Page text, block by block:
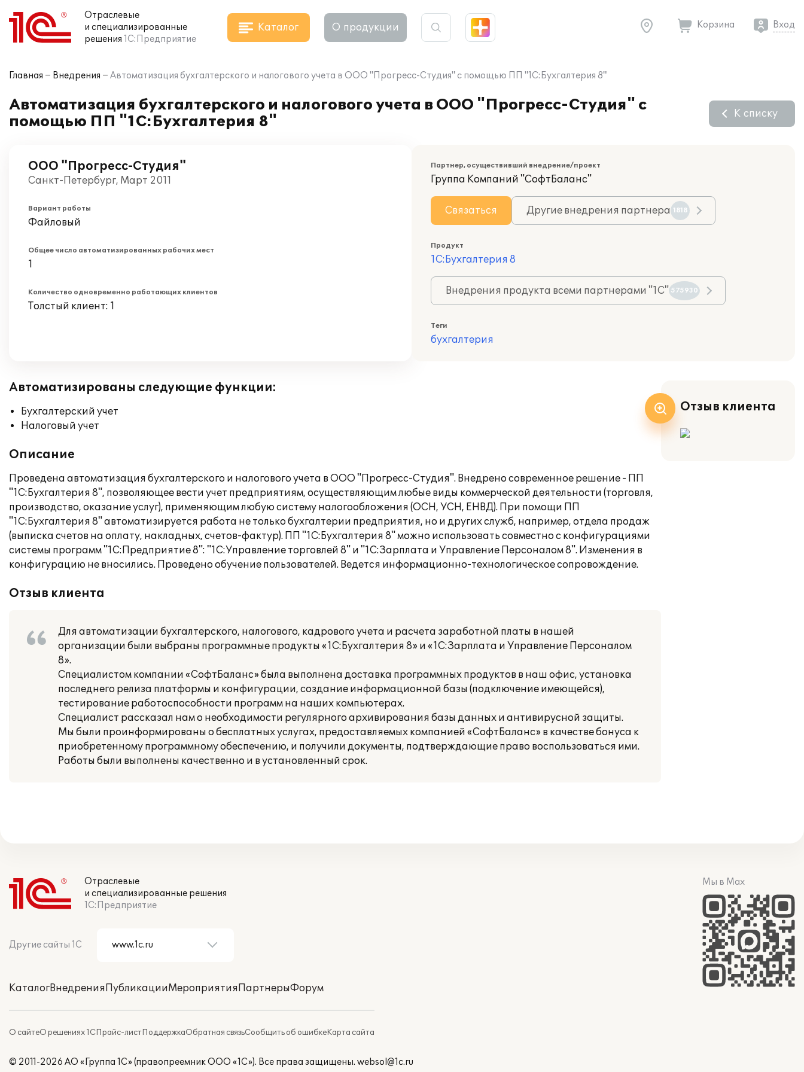
Отраслевые
и специализированные
решения 1С:Предприятие
Каталог О продукции Корзина Вход
Главная Внедрения Автоматизация бухгалтерского и налогового учета в ООО "Прогресс-Студия" с помощью ПП "1С:Бухгалтерия 8"
Автоматизация бухгалтерского и налогового учета в ООО "Прогресс-Студия" с
помощью ПП "1С:Бухгалтерия 8"
К списку
ООО "Прогресс-Студия"
Санкт-Петербург, Март 2011
Вариант работы
Файловый
Общее число автоматизированных рабочих мест
1
Количество одновременно работающих клиентов
Толстый клиент: 1
Партнер, осуществивший внедрение/проект
Группа Компаний "СофтБаланс"
Связаться Другие внедрения партнера 1818
Продукт
1С:Бухгалтерия 8
Внедрения продукта всеми партнерами "1С" 575930
Теги
бухгалтерия
Автоматизированы следующие функции:
Бухгалтерский учет
Налоговый учет
Описание
Проведена автоматизация бухгалтерского и налогового учета в ООО "Прогресс-Студия". Внедрено современное решение - ПП
"1С:Бухгалтерия 8", позволяющее вести учет предприятиям, осуществляющим любые виды коммерческой деятельности (торговля,
производство, оказание услуг), применяющим любую систему налогообложения (ОСН, УСН, ЕНВД). При помощи ПП
"1С:Бухгалтерия 8" автоматизируется работа не только бухгалтерии предприятия, но и других служб, например, отдела продаж
(выписка счетов на оплату, накладных, счетов-фактур). ПП "1С:Бухгалтерия 8" можно использовать совместно с конфигурациями
системы программ "1С:Предприятие 8": "1C:Управление торговлей 8" и "1С:Зарплата и Управление Персоналом 8". Изменения в
конфигурацию не вносились. Проведено обучение пользователей. Ведется информационно-технологическое сопровождение.
Отзыв клиента
Для автоматизации бухгалтерского, налогового, кадрового учета и расчета заработной платы в нашей
организации были выбраны программные продукты «1С:Бухгалтерия 8» и «1С:Зарплата и Управление Персоналом
8».
Специалистом компании «СофтБаланс» была выполнена доставка программных продуктов в наш офис, установка
последнего релиза платформы и конфигурации, создание информационной базы (подключение имеющейся),
тестирование работоспособности программ на наших компьютерах.
Специалист рассказал нам о необходимости регулярного архивирования базы данных и антивирусной защиты.
Мы были проинформированы о бесплатных услугах, предоставляемых компанией «СофтБаланс» в качестве бонуса к
приобретенному программному обеспечению, и получили документы, подтверждающие право воспользоваться ими.
Работы были выполнены качественно и в установленный срок.
Отзыв клиента
Отраслевые
и специализированные решения
1С:Предприятие
Другие сайты 1С
КаталогВнедренияПубликацииМероприятияПартнерыФорум
О сайтеО решениях 1СПрайс-листПоддержкаОбратная связьСообщить об ошибкеКарта сайта
Мы в Max
© 2011-2026 АО «Группа 1С» (правопреемник ООО «1С»). Все права защищены. websol@1c.ru